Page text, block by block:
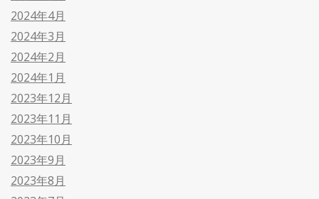
2024年4月
2024年3月
2024年2月
2024年1月
2023年12月
2023年11月
2023年10月
2023年9月
2023年8月